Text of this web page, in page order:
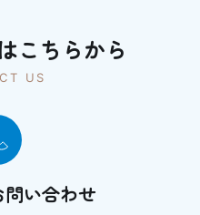
こちらから
US
い合わせ